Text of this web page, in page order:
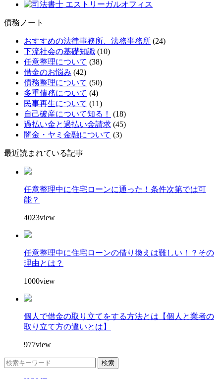
債務ノート
おすすめの法律事務所、法務事務所 (24)
下流社会の基礎知識 (10)
任意整理について (38)
借金のお悩み (42)
債務整理について (50)
多重債務について (4)
民事再生について (11)
自己破産について知る！
(18)
過払い金と過払い金請求 (45)
闇金・ヤミ金融について (3)
最近読まれている記事
任意整理中に住宅ローンに通った！条件次第では可
能？
4023view
任意整理中に住宅ローンの借り換えは難しい！？その
理由とは？
1000view
個人で借金の取り立てをする方法とは【個人と業者の
取り立て方の違いとは】
977view